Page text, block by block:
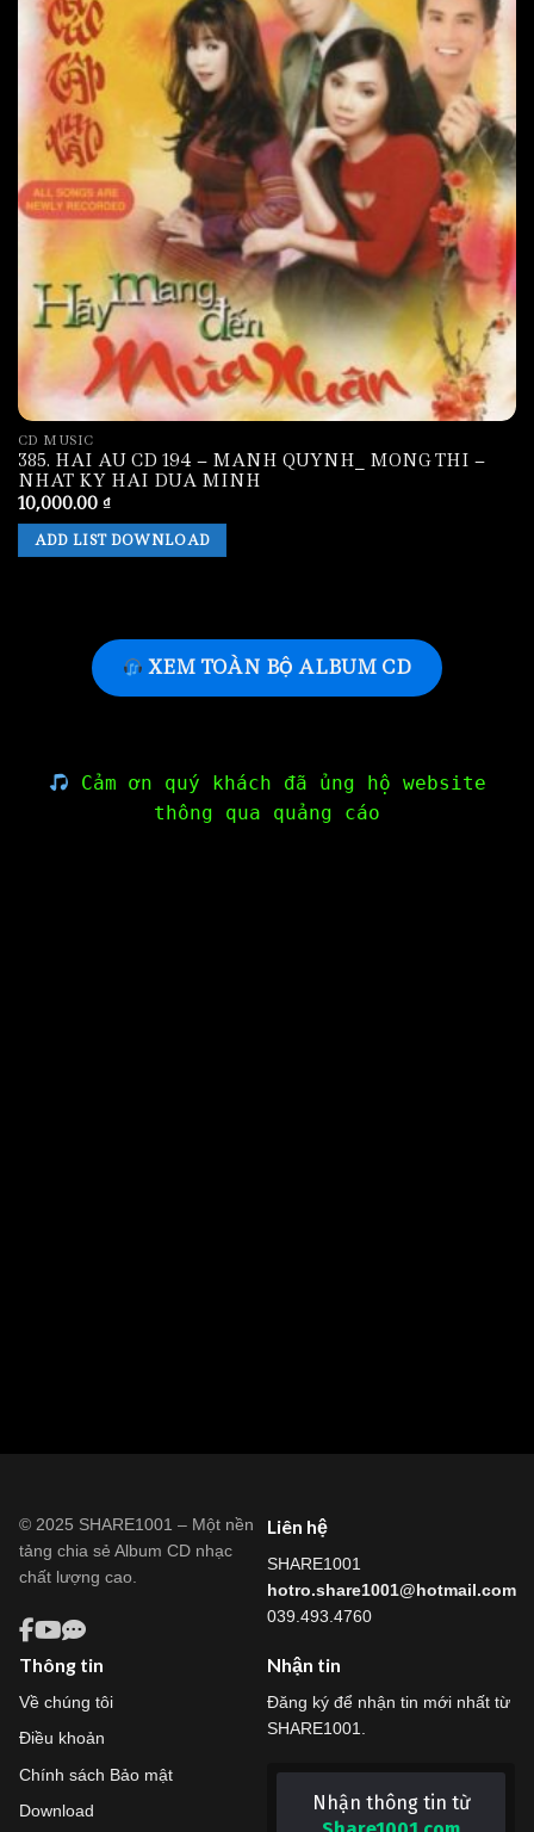
CD MUSIC
385. HAI AU CD 194 – MANH QUYNH_ MONG THI –
NHAT KY HAI DUA MINH
10,000.00 ₫
ADD LIST DOWNLOAD
XEM TOÀN BỘ ALBUM CD
Cảm ơn quý khách đã ủng hộ website
thông qua quảng cáo
© 2025 SHARE1001 – Một nền
tảng chia sẻ Album CD nhạc
chất lượng cao.
Liên hệ
SHARE1001
hotro.share1001@hotmail.com
039.493.4760
Thông tin
Về chúng tôi
Điều khoản
Chính sách Bảo mật
Download
Nhận tin
Đăng ký để nhận tin mới nhất từ
SHARE1001.
Nhận thông tin từ